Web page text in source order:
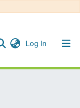
Log In (current)